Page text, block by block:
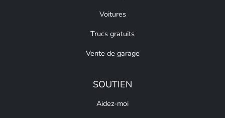
Voitures
Trucs gratuits
Vente de garage
SOUTIEN
Aidez-moi